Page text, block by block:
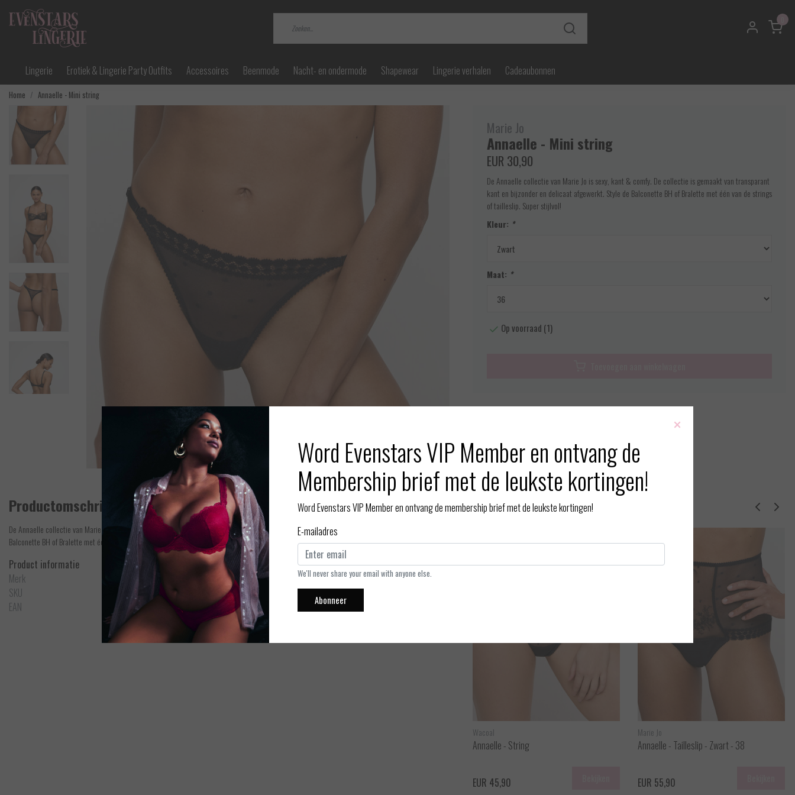
Lingerie Erotiek & Lingerie Party Outfits Accessoires Beenmode Nacht- en ondermode Shapewear Lingerie verhalen Cadeaubonnen
Home Annaelle - Mini string
Afbeelding vergroten
Marie Jo
Annaelle - Mini string
EUR 30,90
De Annaelle collectie van Marie Jo is sexy, kant & comfy. De collectie is gemaakt van transparant
kant en bijzonder en delicaat afgewerkt. Style de Balconette BH of Bralette met één van de strings
of tailleslip. Super stijlvol!
Kleur: *
Maat: *
Op voorraad (1)
Productomschrijving
De Annaelle collectie van Marie Jo is sexy, kant & comfy. De collectie is gemaakt van transparant kant en bijzonder en delicaat afgewerkt. Style de
Balconette BH of Bralette met één van de strings of tailleslip. Super stijlvol!
Product informatie
Merk
Marie Jo
SKU
0602933ZWA
EAN
5400977668046
Gerelateerde producten
Wacoal
Annaelle - String
EUR 45,90
Marie Jo
Annaelle - Tailleslip - Zwart - 38
EUR 55,90
×
Word Evenstars VIP Member en ontvang de
Membership brief met de leukste kortingen!
Word Evenstars VIP Member en ontvang de membership brief met de leukste kortingen!
E-mailadres
We'll never share your email with anyone else.
Abonneer